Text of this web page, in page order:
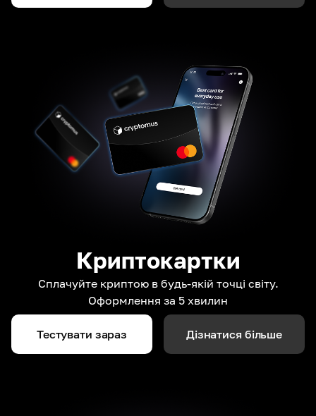
Криптокартки
Сплачуйте криптою в будь-якій точці світу.
Оформлення за 5 хвилин
Тестувати зараз Дізнатися більше